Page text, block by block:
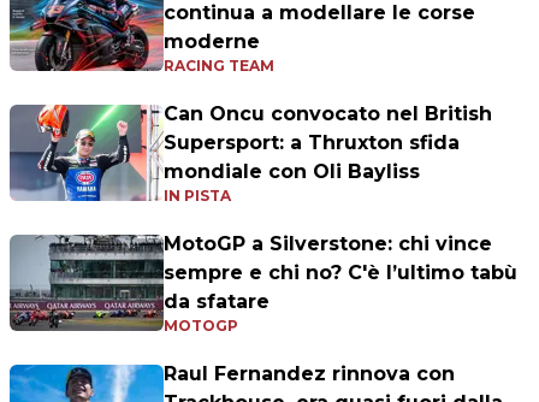
continua a modellare le corse
moderne
RACING TEAM
Can Oncu convocato nel British
Supersport: a Thruxton sfida
mondiale con Oli Bayliss
IN PISTA
MotoGP a Silverstone: chi vince
sempre e chi no? C'è l’ultimo tabù
da sfatare
MOTOGP
Raul Fernandez rinnova con